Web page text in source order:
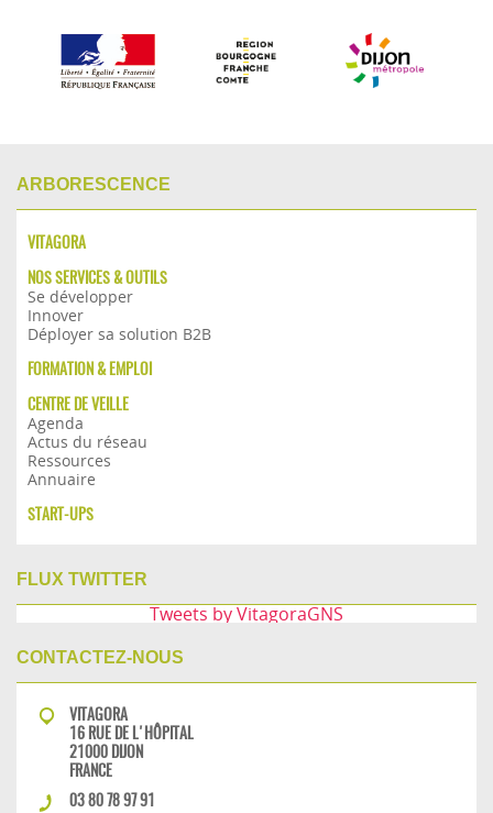
ARBORESCENCE
VITAGORA
NOS SERVICES & OUTILS
Se développer
Innover
Déployer sa solution B2B
FORMATION & EMPLOI
CENTRE DE VEILLE
Agenda
Actus du réseau
Ressources
Annuaire
START-UPS
FLUX TWITTER
Tweets by VitagoraGNS
CONTACTEZ-NOUS
VITAGORA
16 RUE DE L'HÔPITAL
21000 DIJON
FRANCE
03 80 78 97 91